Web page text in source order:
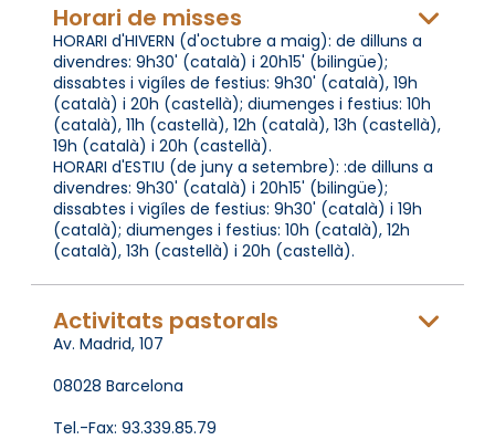
Horari de misses
HORARI d'HIVERN (d'octubre a maig): de dilluns a
divendres: 9h30' (català) i 20h15' (bilingüe);
dissabtes i vigíles de festius: 9h30' (català), 19h
(català) i 20h (castellà); diumenges i festius: 10h
(català), 11h (castellà), 12h (català), 13h (castellà),
19h (català) i 20h (castellà).
HORARI d'ESTIU (de juny a setembre): :de dilluns a
divendres: 9h30' (català) i 20h15' (bilingüe);
dissabtes i vigíles de festius: 9h30' (català) i 19h
(català); diumenges i festius: 10h (català), 12h
(català), 13h (castellà) i 20h (castellà).
Activitats pastorals
Av. Madrid, 107
08028 Barcelona
Tel.-Fax: 93.339.85.79